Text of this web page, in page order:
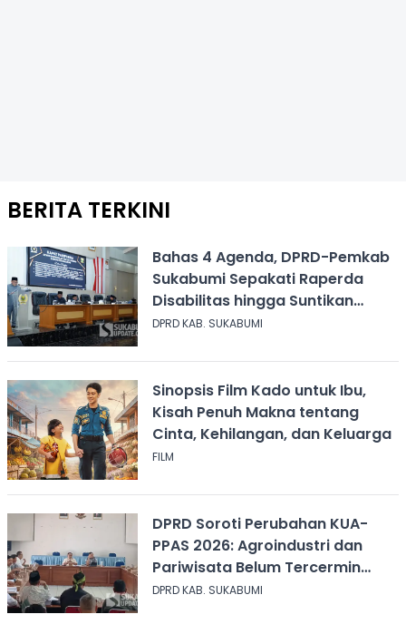
BERITA TERKINI
Bahas 4 Agenda, DPRD-Pemkab
Sukabumi Sepakati Raperda
Disabilitas hingga Suntikan
Modal Perum Pesona Wisata
DPRD KAB. SUKABUMI
Sinopsis Film Kado untuk Ibu,
Kisah Penuh Makna tentang
Cinta, Kehilangan, dan Keluarga
FILM
DPRD Soroti Perubahan KUA-
PPAS 2026: Agroindustri dan
Pariwisata Belum Tercermin
dalam Anggaran
DPRD KAB. SUKABUMI